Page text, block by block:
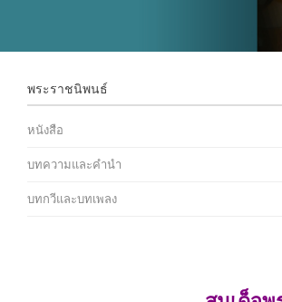
พระราชนิพนธ์
หนังสือ
บทความและคำนำ
บทกวีและบทเพลง